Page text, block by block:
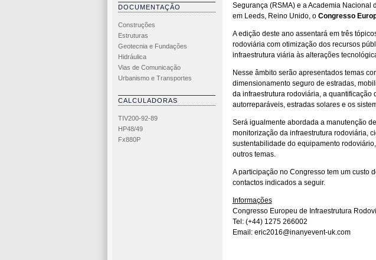
DOCUMENTAÇÃO
Construções
Estruturas
Geotecnia e Fundações
Hidráulica
Vias de Comunicação
Urbanismo e Transportes
CALCULADORAS
TIV200-92-89
HP48/49
Fx880P
Segurança (RSMA) e a Academia Nacional
em Leeds, Reino Unido, o Congresso
A edição deste ano assentará em três
rodoviária com otimização dos recursos
infraestrutura viária às alterações
Nesse âmbito serão apresentados temas
dimensionamento seguro de estradas,
da infraestrutura rodoviária, a
autorreparáveis, estradas solares e os
Será igualmente abordada a manutenção
monitorização da infraestrutura rodoviária,
sustentabilidade do equipamento
outros temas.
A participação no Congresso tem um custo
contactos indicados a seguir.
Informações
Congresso Europeu de Infraestrutura
Tel: (+44) 1275 266002
Email: eric2016@inanyevent-uk.com